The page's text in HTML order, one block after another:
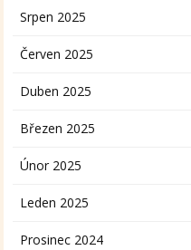
Srpen 2025
Červen 2025
Duben 2025
Březen 2025
Únor 2025
Leden 2025
Prosinec 2024